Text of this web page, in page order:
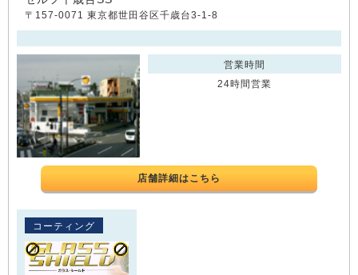
〒157-0071 東京都世田谷区千歳台3-1-8
営業時間
24時間営業
店舗詳細はこちら
コーティング